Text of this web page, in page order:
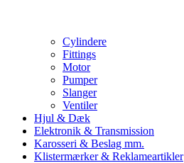
Cylindere
Fittings
Motor
Pumper
Slanger
Ventiler
Hjul & Dæk
Elektronik & Transmission
Karosseri & Beslag mm.
Klistermærker & Reklameartikler